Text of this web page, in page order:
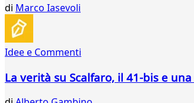
di Marco Iasevoli
Idee e Commenti
La verità su Scalfaro, il 41-bis e